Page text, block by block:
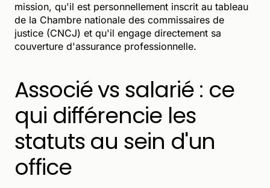
mission, qu'il est personnellement inscrit au tableau
de la Chambre nationale des commissaires de
justice (CNCJ) et qu'il engage directement sa
couverture d'assurance professionnelle.
Associé vs salarié : ce
qui différencie les
statuts au sein d'un
office